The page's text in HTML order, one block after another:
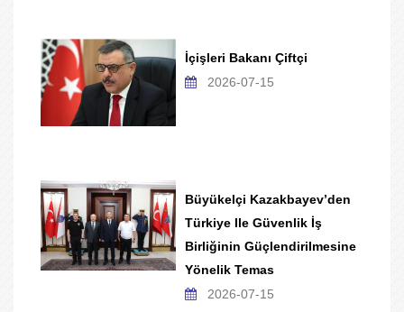
İçişleri Bakanı Çiftçi
2026-07-15
Büyükelçi Kazakbayev’den
Türkiye Ile Güvenlik İş
Birliğinin Güçlendirilmesine
Yönelik Temas
2026-07-15